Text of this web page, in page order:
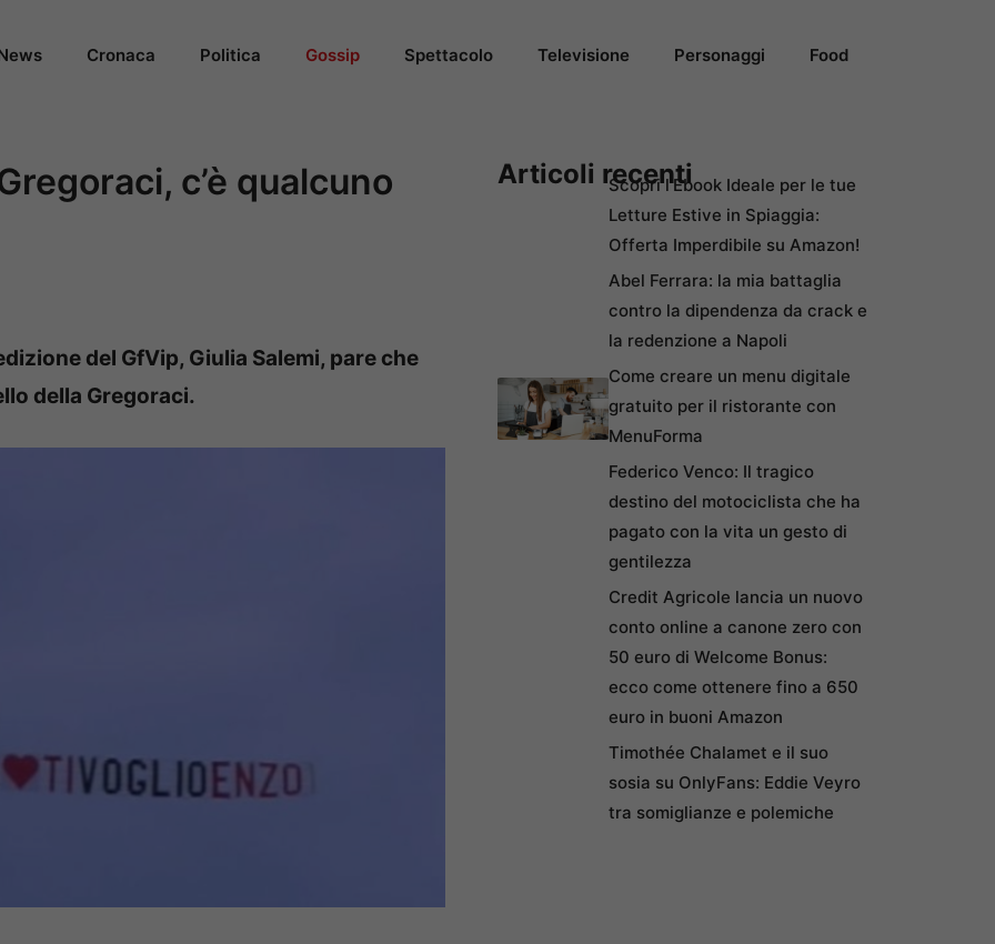
Cronaca Politica Gossip Spettacolo Televisione Personaggi Food
c’è qualcuno
del GfVip, Giulia Salemi, pare che
della Gregoraci.
Articoli recentiScopri l’Ebook Ideale per le tue
Letture Estive in Spiaggia:
Offerta Imperdibile su Amazon!
Abel Ferrara: la mia battaglia
contro la dipendenza da crack e
la redenzione a Napoli
Come creare un menu digitale
gratuito per il ristorante con
MenuForma
Federico Venco: Il tragico
destino del motociclista che ha
pagato con la vita un gesto di
gentilezza
Credit Agricole lancia un nuovo
conto online a canone zero con
50 euro di Welcome Bonus:
ecco come ottenere fino a 650
euro in buoni Amazon
Timothée Chalamet e il suo
sosia su OnlyFans: Eddie Veyro
tra somiglianze e polemiche